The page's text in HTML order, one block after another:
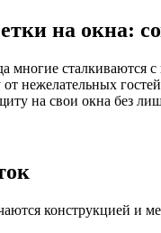
на окна:
многие
от нежелательных
на свои окна без
конструкцией и